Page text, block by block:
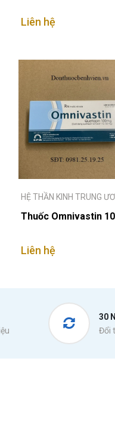
Liên hệ
HỆ THẦN KINH TRUNG
Thuốc Omnivastin
Liên hệ
30
Đổi